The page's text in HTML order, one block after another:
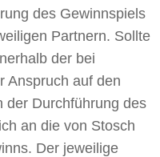
des Gewinnspiels
Partnern. Sollte
der bei
Anspruch auf den
der Durchführung des
an die von Stosch
Der jeweilige